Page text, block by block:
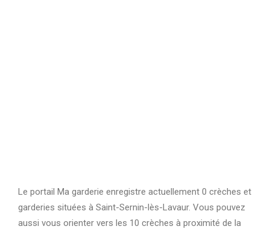
Le portail Ma garderie enregistre actuellement 0 crèches et
garderies situées à Saint-Sernin-lès-Lavaur. Vous pouvez
aussi vous orienter vers les 10 crèches à proximité de la